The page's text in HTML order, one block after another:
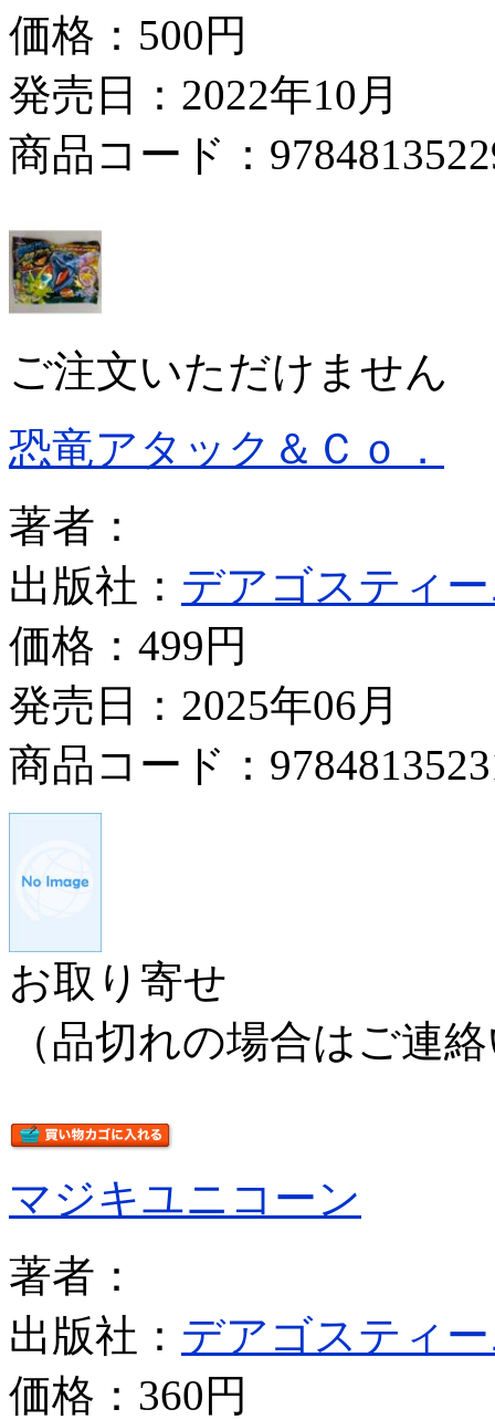
価格： 500円
発売日：2022年10月
商品コード：
ご注文いただけません
恐竜アタック＆Ｃｏ．
著者：
出版社： デアゴスティ
価格： 499円
発売日：2025年06月
商品コード：
お取り寄せ
（品切れの場合はご連
マジキユニコーン
著者：
出版社： デアゴスティ
価格： 360円